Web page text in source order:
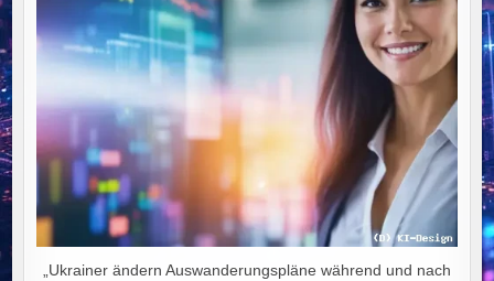
„Ukrainer ändern Auswanderungspläne während und nach